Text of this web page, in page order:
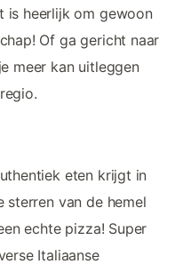
is heerlijk om gewoon
Of ga gericht naar
meer kan uitleggen
eten krijgt in
sterren van de hemel
echte pizza! Super
Italiaanse